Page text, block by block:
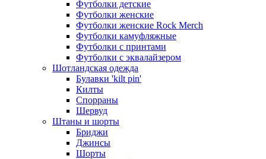
Футболки детские
Футболки женские
Футболки женские Rock Merch
Футболки камуфляжные
Футболки с принтами
Футболки с эквалайзером
Шотландская одежда
Булавки 'kilt pin'
Килты
Спорраны
Шервуд
Штаны и шорты
Бриджи
Джинсы
Шорты